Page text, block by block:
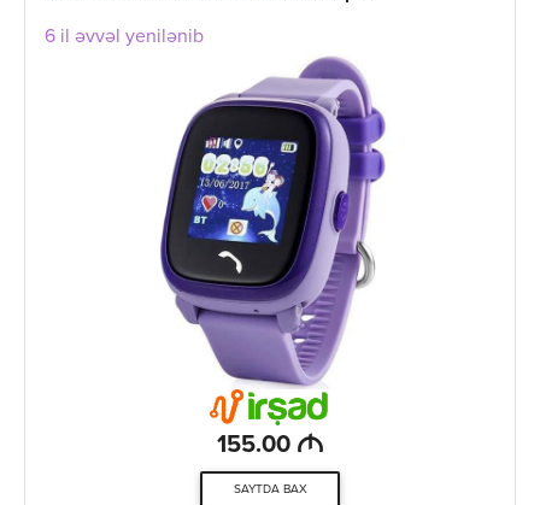
6 il əvvəl yenilənib
155.00 M
SAYTDA BAX